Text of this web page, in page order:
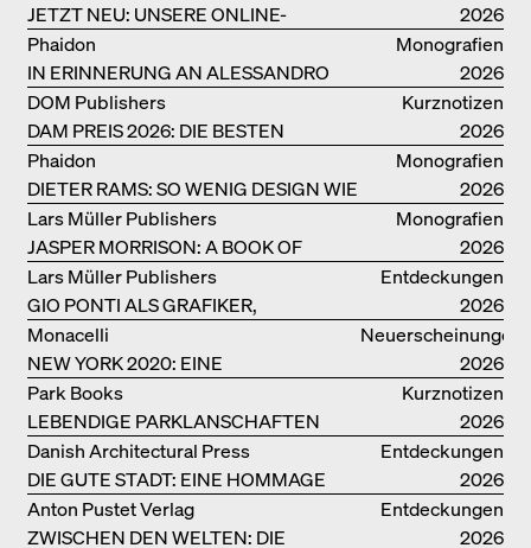
JETZT NEU: UNSERE ONLINE-
BUCHHANDLUNG
2026
Monografien
IN ERINNERUNG AN ALESSANDRO
MENDINI
Phaidon
2026
Kurznotizen
DAM PREIS 2026: DIE BESTEN
BAUTEN IN/AUS DEUTSCHLAND
DOM Publishers
2026
Monografien
DIETER RAMS: SO WENIG DESIGN WIE
MÖGLICH
Phaidon
2026
Monografien
JASPER MORRISON: A BOOK OF
THINGS
Lars Müller Publishers
2026
Entdeckungen
GIO PONTI ALS GRAFIKER,
ARCHITEKT, DESIGNER….
Lars Müller Publishers
2026
Neuerscheinungen
NEW YORK 2020: EINE
ENZYKLOPÄDIE DER ARCHITEKTUR
Monacelli
2026
Kurznotizen
LEBENDIGE PARKLANSCHAFTEN
Park Books
2026
Entdeckungen
DIE GUTE STADT: EINE HOMMAGE
DES MENSCHENFREUNDS JAN GEHL
Danish Architectural Press
2026
Entdeckungen
ZWISCHEN DEN WELTEN: DIE
Anton Pustet Verlag
2026